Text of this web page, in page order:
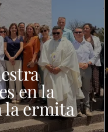
en la
la ermita